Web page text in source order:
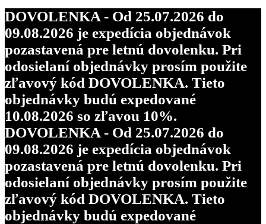
DOVOLENKA - Od 25.07.2026 do
09.08.2026 je expedícia objednávok
pozastavená pre letnú dovolenku. Pri
odosielaní objednávky prosím použite
zľavový kód DOVOLENKA. Tieto
objednávky budú expedované
10.08.2026 so zľavou 10%.
DOVOLENKA - Od 25.07.2026 do
09.08.2026 je expedícia objednávok
pozastavená pre letnú dovolenku. Pri
odosielaní objednávky prosím použite
zľavový kód DOVOLENKA. Tieto
objednávky budú expedované